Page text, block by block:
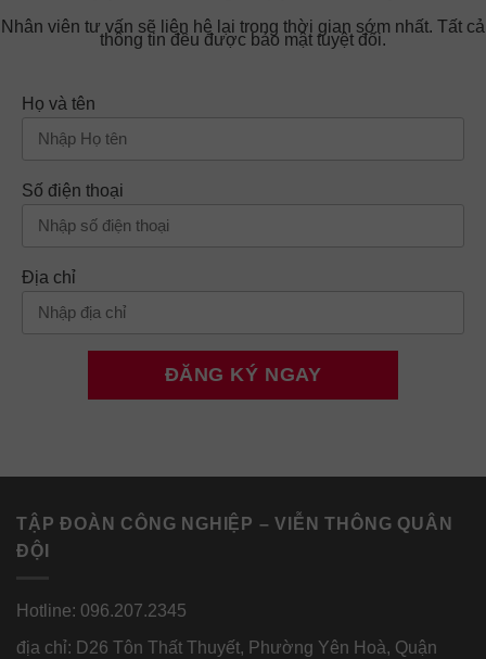
Nhân viên tư vấn sẽ liên hệ lại trong thời gian sớm nhất. Tất cả
thông tin đều được bảo mật tuyệt đối.
Họ và tên
Số điện thoại
Địa chỉ
TẬP ĐOÀN CÔNG NGHIỆP – VIỄN THÔNG QUÂN
ĐỘI
Hotline: 096.207.2345
địa chỉ: D26 Tôn Thất Thuyết, Phường Yên Hoà, Quận